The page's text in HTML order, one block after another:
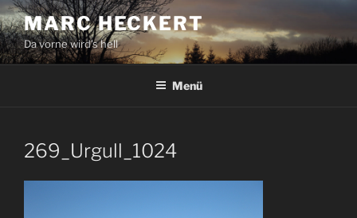
Zum
Inhalt
springen
MARC HECKERT
Da vorne wird's hell
Menü
269_Urgull_1024